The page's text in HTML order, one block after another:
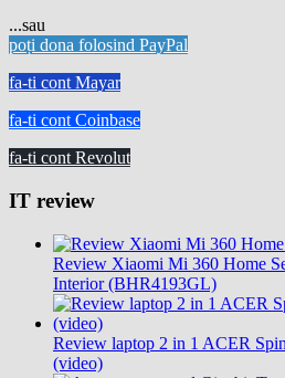
...sau
poți dona folosind PayPal
fa-ti cont Mayar
fa-ti cont Coinbase
fa-ti cont Revolut
IT review
Review Xiaomi Mi 360 Home
Interior (BHR4193GL)
Review laptop 2 in 1 ACER
(video)